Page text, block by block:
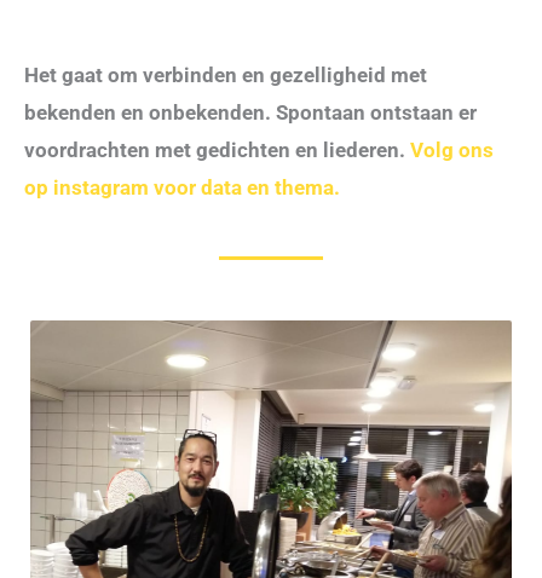
Het gaat om verbinden en gezelligheid met
bekenden en onbekenden. Spontaan ontstaan er
voordrachten met gedichten en liederen. Volg ons
op instagram voor data en thema.